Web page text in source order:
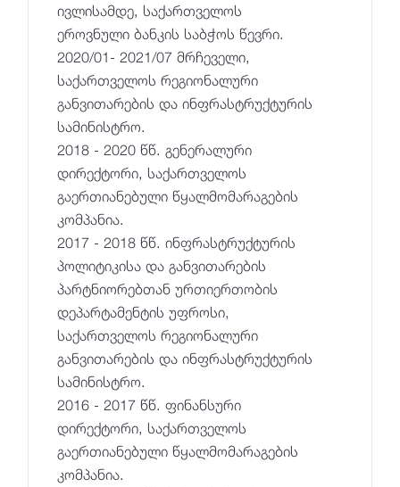
ივლისამდე, საქართველოს
ეროვნული ბანკის საბჭოს წევრი.
2020/01- 2021/07 მრჩეველი,
საქართველოს რეგიონალური
განვითარების და ინფრასტრუქტურის
სამინისტრო.
2018 - 2020 წწ. გენერალური
დირექტორი, საქართველოს
გაერთიანებული წყალმომარაგების
კომპანია.
2017 - 2018 წწ. ინფრასტრუქტურის
პოლიტიკისა და განვითარების
პარტნიორებთან ურთიერთობის
დეპარტამენტის უფროსი,
საქართველოს რეგიონალური
განვითარების და ინფრასტრუქტურის
სამინისტრო.
2016 - 2017 წწ. ფინანსური
დირექტორი, საქართველოს
გაერთიანებული წყალმომარაგების
კომპანია.